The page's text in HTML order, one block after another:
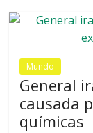
Mundo
General
causada
químicas